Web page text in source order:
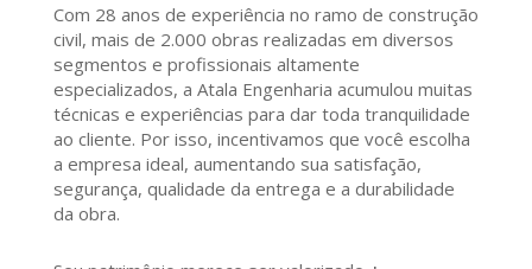
Com 28 anos de experiência no ramo de construção
civil, mais de 2.000 obras realizadas em diversos
segmentos e profissionais altamente
especializados, a Atala Engenharia acumulou muitas
técnicas e experiências para dar toda tranquilidade
ao cliente. Por isso, incentivamos que você escolha
a empresa ideal, aumentando sua satisfação,
segurança, qualidade da entrega e a durabilidade
da obra.